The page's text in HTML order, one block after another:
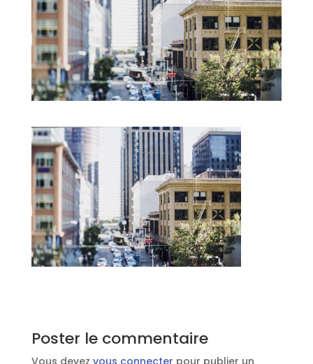
Poster le commentaire
Vous devez vous connecter pour publier un